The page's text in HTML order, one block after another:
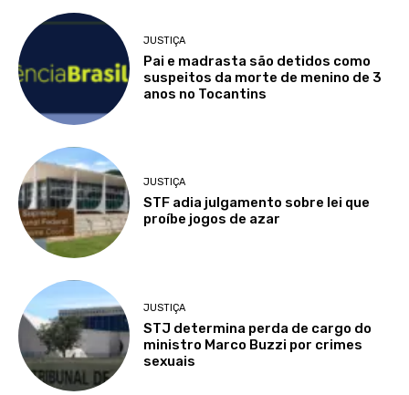
JUSTIÇA
Pai e madrasta são detidos como
suspeitos da morte de menino de 3
anos no Tocantins
JUSTIÇA
STF adia julgamento sobre lei que
proíbe jogos de azar
JUSTIÇA
STJ determina perda de cargo do
ministro Marco Buzzi por crimes
sexuais